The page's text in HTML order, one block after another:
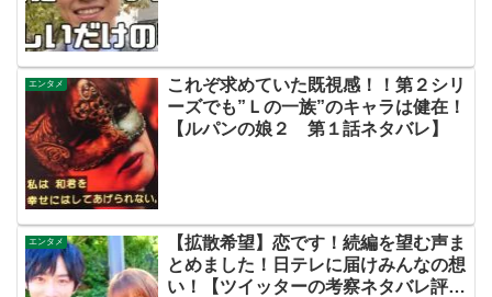
エンタメ
これぞ求めていた既視感！！第２シリ
ーズでも”Ｌの一族”のキャラは健在！
【ルパンの娘２ 第１話ネタバレ】
エンタメ
【拡散希望】恋です！続編を望む声ま
とめました！日テレに届けみんなの想
い！【ツイッターの考察ネタバレ評価